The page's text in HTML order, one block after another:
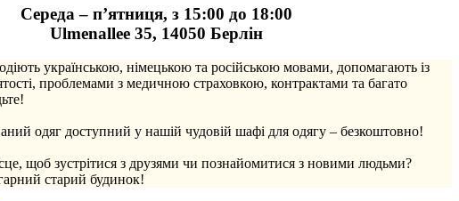
Середа – п’ятниця, з 15:00 до 18:00
Ulmenallee 35, 14050 Берлін
українською, німецькою та російською мовами, допомагають із
проблемами з медичною страховкою, контрактами та багато
одяг доступний у нашій чудовій шафі для одягу – безкоштовно!
щоб зустрітися з друзями чи познайомитися з новими людьми?
старий будинок!